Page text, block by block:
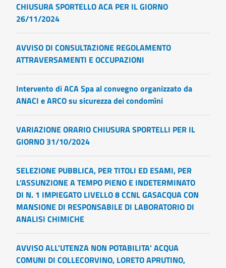
CHIUSURA SPORTELLO ACA PER IL GIORNO
26/11/2024
AVVISO DI CONSULTAZIONE REGOLAMENTO
ATTRAVERSAMENTI E OCCUPAZIONI
Intervento di ACA Spa al convegno organizzato da
ANACI e ARCO su sicurezza dei condomìni
VARIAZIONE ORARIO CHIUSURA SPORTELLI PER IL
GIORNO 31/10/2024
SELEZIONE PUBBLICA, PER TITOLI ED ESAMI, PER
L’ASSUNZIONE A TEMPO PIENO E INDETERMINATO
DI N. 1 IMPIEGATO LIVELLO 8 CCNL GASACQUA CON
MANSIONE DI RESPONSABILE DI LABORATORIO DI
ANALISI CHIMICHE
AVVISO ALL'UTENZA NON POTABILITA' ACQUA
COMUNI DI COLLECORVINO, LORETO APRUTINO,